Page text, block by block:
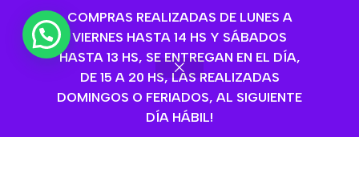
COMPRAS REALIZADAS DE LUNES A
VIERNES HASTA 14 HS Y SÁBADOS
HASTA 13 HS, SE ENTREGAN EN EL DÍA,
DE 15 A 20 HS, LAS REALIZADAS
DOMINGOS O FERIADOS, AL SIGUIENTE
DÍA HÁBIL!
Sucursal Libertador
1168893524
Av. del Libertador 1915, Vte. López, Provincia de
Buenos Aires
Lunes a Viernes de 9hs a 13hs / 16hs a 20hs